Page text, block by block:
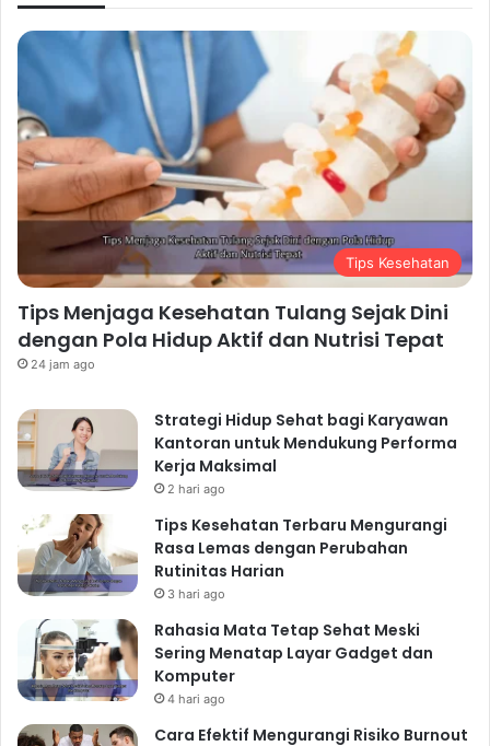
Tips Kesehatan
Tips Menjaga Kesehatan Tulang Sejak Dini
dengan Pola Hidup Aktif dan Nutrisi Tepat
24 jam ago
Strategi Hidup Sehat bagi Karyawan
Kantoran untuk Mendukung Performa
Kerja Maksimal
2 hari ago
Tips Kesehatan Terbaru Mengurangi
Rasa Lemas dengan Perubahan
Rutinitas Harian
3 hari ago
Rahasia Mata Tetap Sehat Meski
Sering Menatap Layar Gadget dan
Komputer
4 hari ago
Cara Efektif Mengurangi Risiko Burnout